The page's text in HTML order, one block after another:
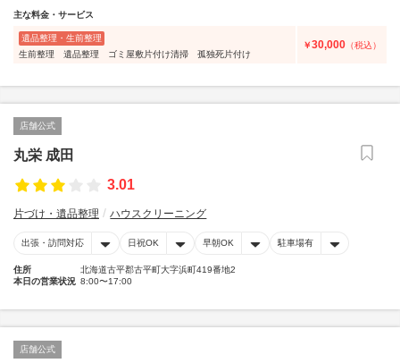
主な料金・サービス
遺品整理・生前整理
生前整理 遺品整理 ゴミ屋敷片付け清掃 孤独死片付け
￥30,000 （税込）
店舗公式
丸栄 成田
3.01
片づけ・遺品整理 ハウスクリーニング
出張・訪問対応 日祝OK 早朝OK 駐車場有
住所
北海道古平郡古平町大字浜町419番地2
本日の営業状況 8:00〜17:00
店舗公式